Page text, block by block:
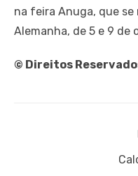
na feira Anuga, que se
Alemanha, de 5 e 9 de
© Direitos